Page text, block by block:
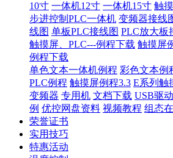
10寸 一体机12寸 一体机15寸 触
步进控制PLC一体机 变频器接线
线图 单板PLC接线图 PLC放大板
触摸屏、PLC---例程下载 触摸屏
例程下载
单色文本一体机例程 彩色文本例
PLC例程 触摸屏例程3.3 E系列触
变频器 专用机 文档下载 USB驱
例 优控网盘资料 视频教程 组态
荣誉证书
实用技巧
特惠活动